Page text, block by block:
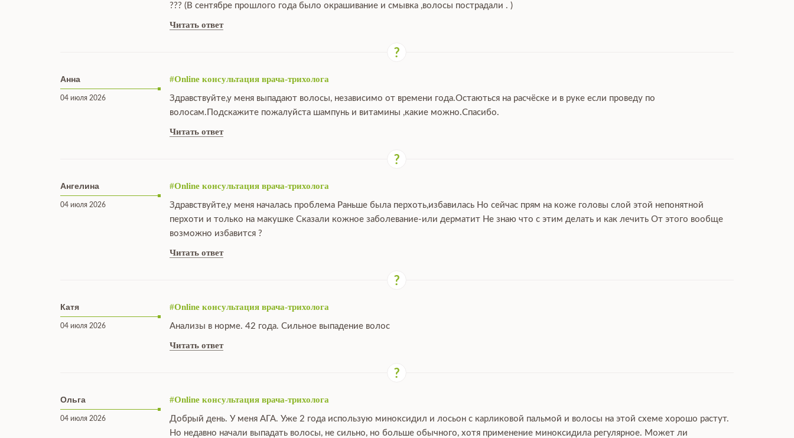
??? (В сентябре прошлого года было окрашивание и смывка ,волосы пострадали . )
Читать ответ
Анна
04 июля 2026
#Online консультация врача-трихолога
Здравствуйте,у меня выпадают волосы, независимо от времени года.Остаються на расчёске и в руке если проведу по
волосам.Подскажите пожалуйста шампунь и витамины ,какие можно.Спасибо.
Читать ответ
Ангелина
04 июля 2026
#Online консультация врача-трихолога
Здравствуйте,у меня началась проблема Раньше была перхоть,избавилась Но сейчас прям на коже головы слой этой непонятной
перхоти и только на макушке Сказали кожное заболевание-или дерматит Не знаю что с этим делать и как лечить От этого вообще
возможно избавится ?
Читать ответ
Катя
04 июля 2026
#Online консультация врача-трихолога
Анализы в норме. 42 года. Сильное выпадение волос
Читать ответ
Ольга
04 июля 2026
#Online консультация врача-трихолога
Добрый день. У меня АГА. Уже 2 года использую миноксидил и лосьон с карликовой пальмой и волосы на этой схеме хорошо растут.
Но недавно начали выпадать волосы, не сильно, но больше обычного, хотя применение миноксидила регулярное. Может ли